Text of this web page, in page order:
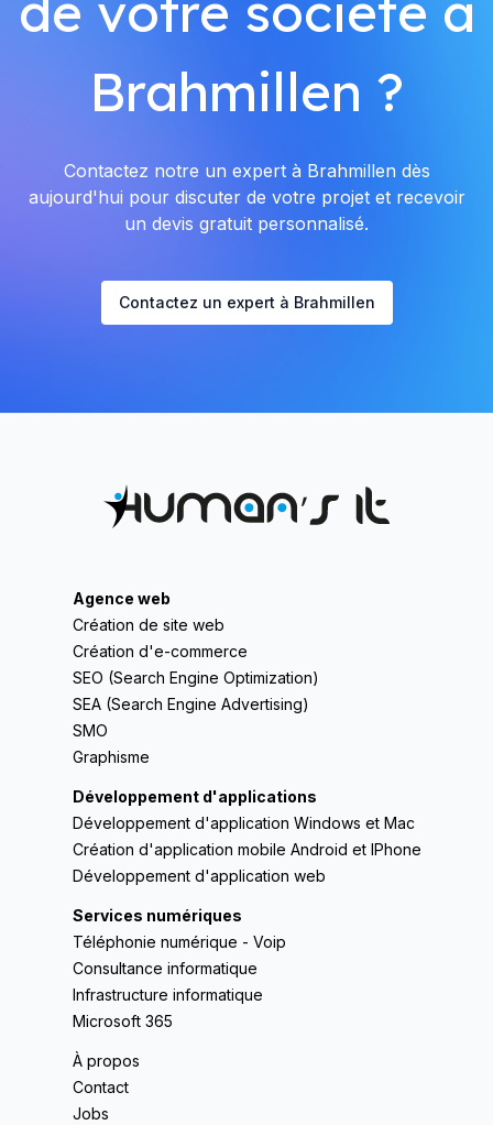
Brahmillen ?
Contactez notre un expert à Brahmillen dès
aujourd'hui pour discuter de votre projet et recevoir
un devis gratuit personnalisé.
Contactez un expert à Brahmillen
Agence web
Création de site web
Création d'e-commerce
SEO (Search Engine Optimization)
SEA (Search Engine Advertising)
SMO
Graphisme
Développement d'applications
Développement d'application Windows et Mac
Création d'application mobile Android et IPhone
Développement d'application web
Services numériques
Téléphonie numérique - Voip
Consultance informatique
Infrastructure informatique
Microsoft 365
À propos
Contact
Jobs